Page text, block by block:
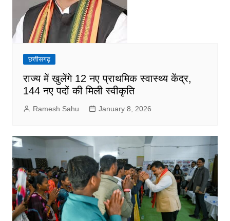
छत्तीसगढ़
राज्य में खुलेंगे 12 नए प्राथमिक स्वास्थ्य केंद्र,
144 नए पदों की मिली स्वीकृति
Ramesh Sahu January 8, 2026